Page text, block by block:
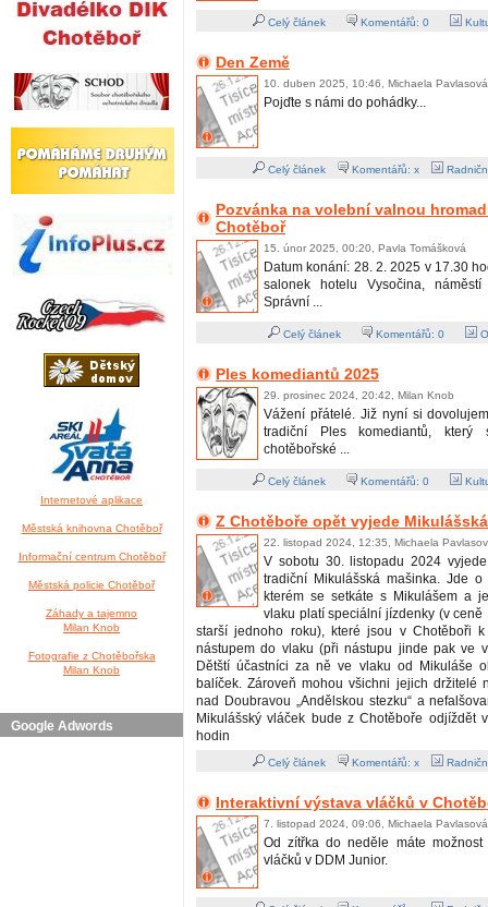
Internetové aplikace
Městská knihovna Chotěboř
Informační centrum Chotěboř
Městská policie Chotěboř
Záhady a tajemno
Milan Knob
Fotografie z Chotěbořska
Milan Knob
Google Adwords
Celý článek Komentářů: 0
Den Země
10. duben 2025, 10:46, Michaela Pavlasová
Pojďte s námi do pohádky...
Celý článek Komentářů: x
Pozvánka na volební valnou
Chotěboř
15. únor 2025, 00:20, Pavla Tomášková
Datum konání: 28. 2. 2025 v 17.30
salonek hotelu Vysočina, náměstí
Správní ...
Celý článek Komentářů: 0
Ples komediantů 2025
29. prosinec 2024, 20:42, Milan Knob
Vážení přátelé. Již nyní si
tradiční Ples komediantů, který
chotěbořské ...
Celý článek Komentářů: 0
Z Chotěboře opět vyjede
22. listopad 2024, 12:35, Michaela
V sobotu 30. listopadu 2024
tradiční Mikulášská mašinka. Jde
kterém se setkáte s Mikulášem a
vlaku platí speciální jízdenky (v ceně
starší jednoho roku), které jsou v Chotěboři
nástupem do vlaku (při nástupu jinde pak ve
Dětští účastníci za ně ve vlaku od Mikuláše
balíček. Zároveň mohou všichni jejich držitelé
nad Doubravou „Andělskou stezku“ a
Mikulášský vláček bude z Chotěboře odjíždět
hodin
Celý článek Komentářů: x
Interaktivní výstava vláčků v
7. listopad 2024, 09:06, Michaela Pavlasová
Od zítřka do neděle máte možnost
vláčků v DDM Junior.